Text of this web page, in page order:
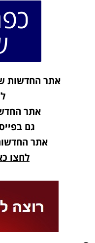
אתר החדשות
אתר
גם
אתר החדשות
לחצו